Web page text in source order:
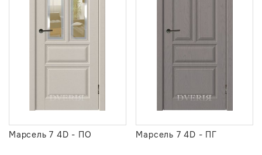
Марсель 7 4D - ПО Марсель 7 4D - ПГ